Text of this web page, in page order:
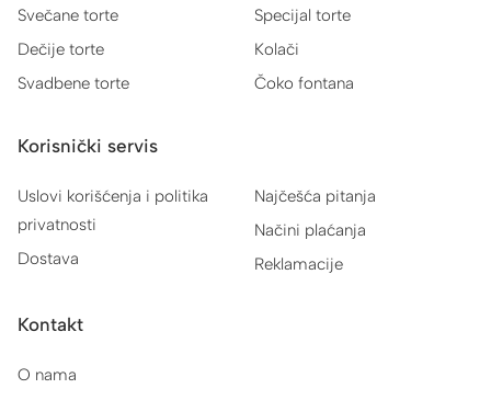
Svečane torte
Dečije torte
Svadbene torte
Specijal torte
Kolači
Čoko fontana
Korisnički servis
Uslovi korišćenja i politika
privatnosti
Dostava
Najčešća pitanja
Načini plaćanja
Reklamacije
Kontakt
O nama